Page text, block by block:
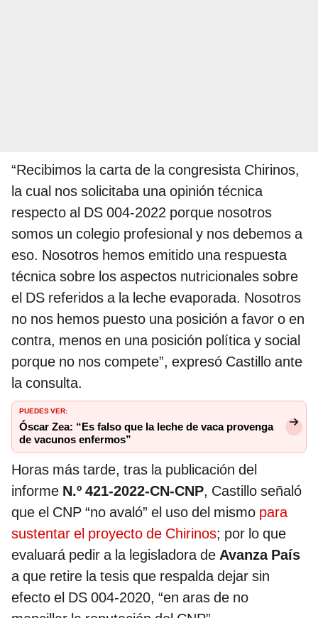
“Recibimos la carta de la congresista Chirinos,
la cual nos solicitaba una opinión técnica
respecto al DS 004-2022 porque nosotros
somos un colegio profesional y nos debemos a
eso. Nosotros hemos emitido una respuesta
técnica sobre los aspectos nutricionales sobre
el DS referidos a la leche evaporada. Nosotros
no nos hemos puesto una posición a favor o en
contra, menos en una posición política y social
porque no nos compete”, expresó Castillo ante
la consulta.
PUEDES VER:
Óscar Zea: “Es falso que la leche de vaca provenga
de vacunos enfermos”
Horas más tarde, tras la publicación del
informe N.º 421-2022-CN-CNP, Castillo señaló
que el CNP “no avaló” el uso del mismo para
sustentar el proyecto de Chirinos; por lo que
evaluará pedir a la legisladora de Avanza País
a que retire la tesis que respalda dejar sin
efecto el DS 004-2020, “en aras de no